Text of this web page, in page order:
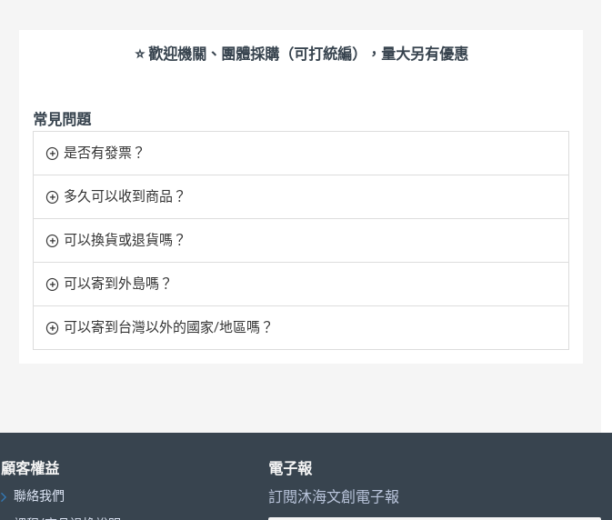
⭐ 歡迎機關、團體採購（可打統編），量大另有優惠
常見問題
是否有發票？
多久可以收到商品？
可以換貨或退貨嗎？
可以寄到外島嗎？
可以寄到台灣以外的國家/地區嗎？
顧客權益
聯絡我們
電子報
訂閱沐海文創電子報